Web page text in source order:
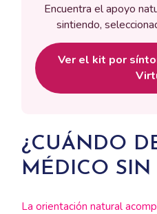
Encuentra el apoyo
sintiendo,
Ver el kit por
¿CUÁNDO
MÉDICO SIN
La orientación natural